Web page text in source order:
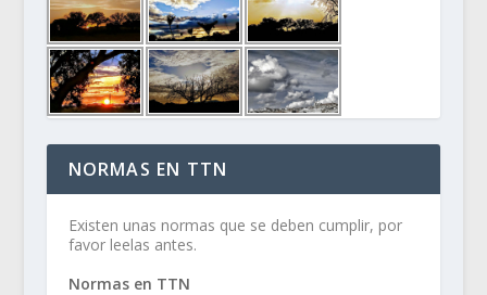
NORMAS EN TTN
Existen unas normas que se deben cumplir, por
favor leelas antes.
Normas en TTN